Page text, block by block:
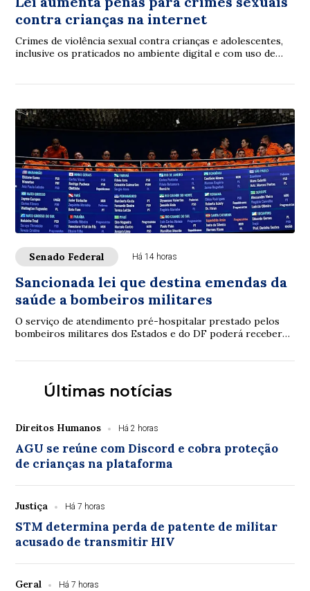
contra crianças na internet
Crimes de violência sexual contra crianças e adolescentes,
inclusive os praticados no ambiente digital e com uso de
Senado Federal Há 14 horas
Sancionada lei que destina emendas da
saúde a bombeiros militares
O serviço de atendimento pré-hospitalar prestado pelos
bombeiros militares dos Estados e do DF poderá receber
Últimas notícias
Direitos Humanos Há 2 horas
AGU se reúne com Discord e cobra proteção
de crianças na plataforma
Justiça Há 7 horas
STM determina perda de patente de militar
acusado de transmitir HIV
Geral Há 7 horas